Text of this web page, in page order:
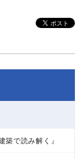
で読み解く』